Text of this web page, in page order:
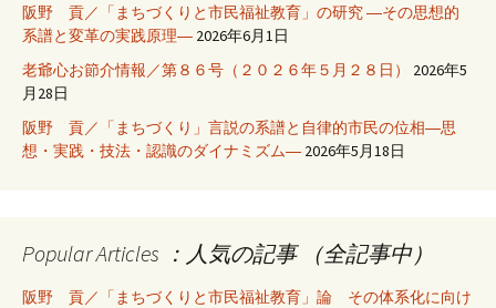
阪野 貢／「まちづくりと市民福祉教育」の研究 ―その思想的
系譜と変革の実践原理― 2026年6月1日
老爺心お節介情報／第８６号（２０２６年５月２８日）
2026年5
月28日
阪野 貢／「まちづくり」言説の系譜と自律的市民の位相―思
想・実践・技法・認識のダイナミズム― 2026年5月18日
Popular Articles ：人気の記事 （全記事中）
阪野 貢／「まちづくりと市民福祉教育」論 その体系化に向け